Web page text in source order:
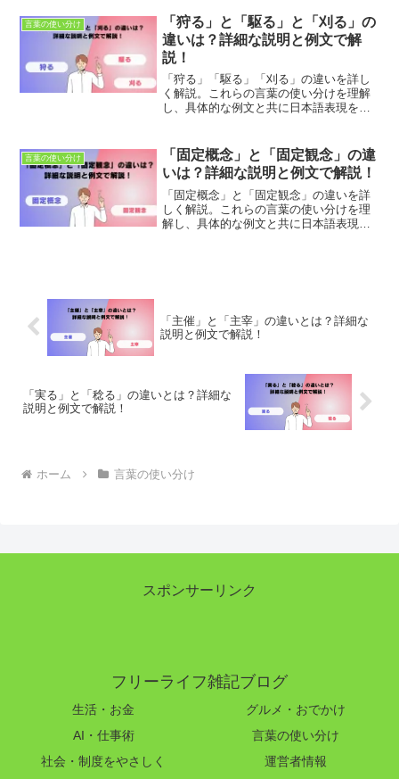
言葉の使い分け
「狩る」と「駆る」と「刈る」の
違いは？詳細な説明と例文で解
説！
「狩る」「駆る」「刈る」の違いを詳し
く解説。これらの言葉の使い分けを理解
し、具体的な例文と共に日本語表現を豊
ションを目指します。
言葉の使い分け
「固定概念」と「固定観念」の違
いは？詳細な説明と例文で解説！
「固定概念」と「固定観念」の違いを詳
しく解説。これらの言葉の使い分けを理
解し、具体的な例文と共に日本語表現を
「主催」と「主宰」の違いとは？詳細な
説明と例文で解説！
「実る」と「稔る」の違いとは？詳細な
説明と例文で解説！
ホーム 言葉の使い分け
スポンサーリンク
フリーライフ雑記ブログ
生活・お金
グルメ・おでかけ
AI・仕事術
言葉の使い分け
社会・制度をやさしく
運営者情報